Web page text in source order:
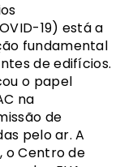
19) está a
fundamental
de edifícios.
o papel
na
de
pelo ar. A
o Centro de